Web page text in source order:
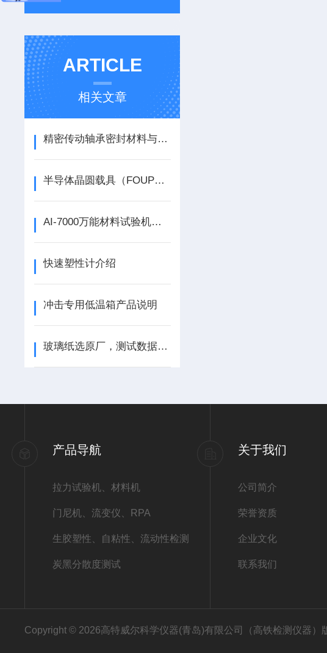
ARTICLE
相关文章
精密传动轴承密封材料与塑料部件性能检测方案
半导体晶圆载具（FOUP）关键物理机械性能检测方案
AI-7000万能材料试验机的操作指南与使用技巧说明
快速塑性计介绍
冲击专用低温箱产品说明
玻璃纸选原厂，测试数据不翻车
产品导航
拉力试验机、材料机
门尼机、流变仪、RPA
生胶塑性、自粘性、流动性检测
炭黑分散度测试
关于我们
公司简介
荣誉资质
企业文化
联系我们
Copyright © 2026高特威尔科学仪器(青岛)有限公司（高铁检测仪器